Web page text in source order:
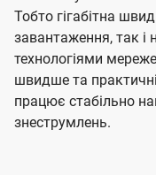
Тобто гігабітна
завантаження, так
технологіями
швидше та
працює стабільно
знеструмлень.